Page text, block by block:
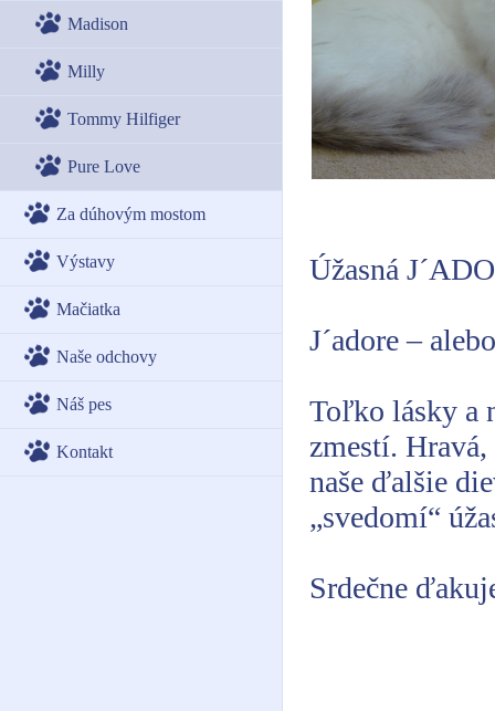
Madison
Milly
Tommy Hilfiger
Pure Love
Za dúhovým mostom
Výstavy
Mačiatka
Naše odchovy
Náš pes
Kontakt
Úžasná
J´adore –
Toľko lásky a
zmestí.
naše ďalšie
„svedomí“
Srdečne